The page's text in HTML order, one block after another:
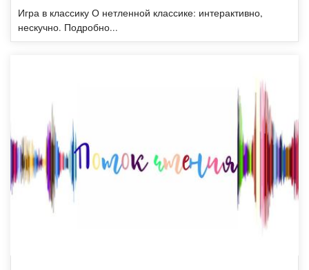
Игра в классику О нетленной классике: интерактивно,
нескучно. Подробно...